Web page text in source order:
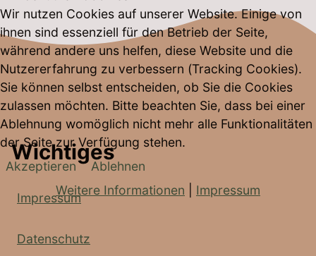
Wichtiges
Impressum
Datenschutz
Wir nutzen Cookies auf unserer Website. Einige von
ihnen sind essenziell für den Betrieb der Seite,
während andere uns helfen, diese Website und die
Nutzererfahrung zu verbessern (Tracking Cookies).
Sie können selbst entscheiden, ob Sie die Cookies
zulassen möchten. Bitte beachten Sie, dass bei einer
Ablehnung womöglich nicht mehr alle Funktionalitäten
der Seite zur Verfügung stehen.
Akzeptieren
Ablehnen
Weitere Informationen
Impressum